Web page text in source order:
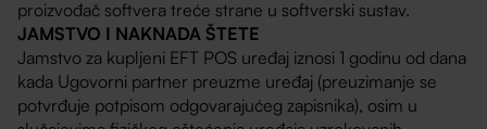
proizvođač softvera treće strane u softverski sustav.
JAMSTVO I NAKNADA ŠTETE
Jamstvo za kupljeni EFT POS uređaj iznosi 1 godinu od dana
kada Ugovorni partner preuzme uređaj (preuzimanje se
potvrđuje potpisom odgovarajućeg zapisnika), osim u